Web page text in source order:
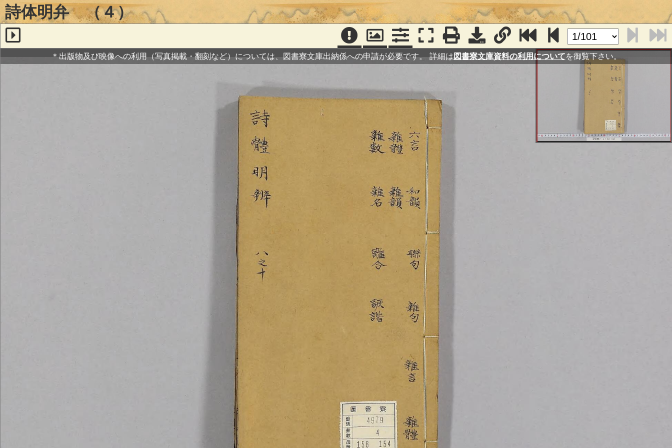
詩体明弁 （４）
＊出版物及び映像への利用（写真掲載・翻刻など）については、図書寮文庫出納係への申請が必要です。詳細は図書寮文庫資料の利用についてを御覧下さい。